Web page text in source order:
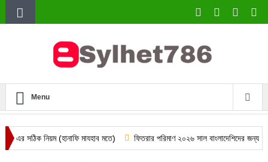
Menu
নিয়ম (হানাফি মাযহাব মতে) ফিতরার পরিমাণ ২০২৬ সাল বাংলাদেশিদের জন্য